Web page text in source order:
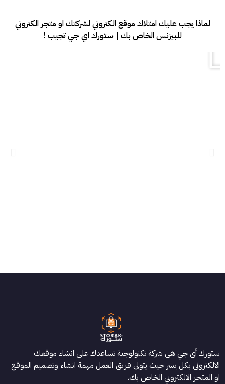
لماذا يجب عليك امتلاك موقع الكتروني لشركتك او متجر الكتروني
للبيزنس الخاص بك | ستورك اي جي تجيب !
ستورك أي جي هي شركة تكنولوجية تساعدك على انشاء موقعك
الالكتروني بكل يسر حيث يتولى فريق العمل مهمة انشاء وتصميم الموقع
او المتجر الالكتروني الخاص بك.